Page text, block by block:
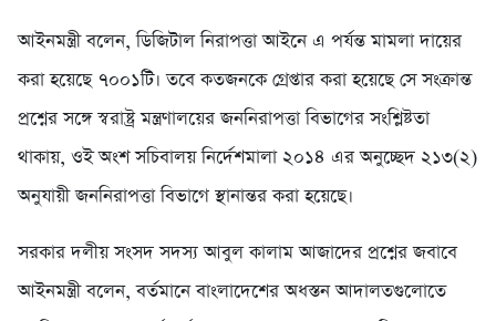
আইনমন্ত্রী বলেন, ডিজিটাল নিরাপত্তা আইনে এ পর্যন্ত মামলা দায়ের
করা হয়েছে ৭০০১টি। তবে কতজনকে গ্রেপ্তার করা হয়েছে সে সংক্রান্ত
প্রশ্নের সঙ্গে স্বরাষ্ট্র মন্ত্রণালয়ের জননিরাপত্তা বিভাগের সংশ্লিষ্টতা
থাকায়, ওই অংশ সচিবালয় নির্দেশমালা ২০১৪ এর অনুচ্ছেদ ২১৩(২)
অনুযায়ী জননিরাপত্তা বিভাগে স্থানান্তর করা হয়েছে।
সরকার দলীয় সংসদ সদস্য আবুল কালাম আজাদের প্রশ্নের জবাবে
আইনমন্ত্রী বলেন, বর্তমানে বাংলাদেশের অধস্তন আদালতগুলোতে